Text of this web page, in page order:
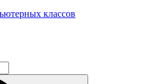
классов